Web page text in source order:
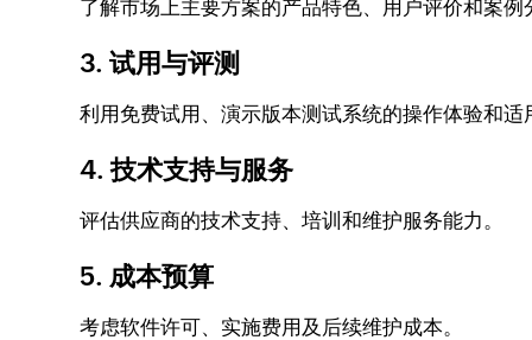
了解市场上主要方案的产品特色、用户评价和案例
3. 试用与评测
利用免费试用、演示版本测试系统的操作体验和适
4. 技术支持与服务
评估供应商的技术支持、培训和维护服务能力。
5. 成本预算
考虑软件许可、实施费用及后续维护成本。